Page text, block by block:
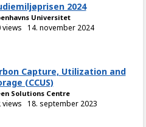
2024
Universitet
views 14. november 2024
Capture, Utilization and
(CCUS)
Solutions Centre
views 18. september 2023